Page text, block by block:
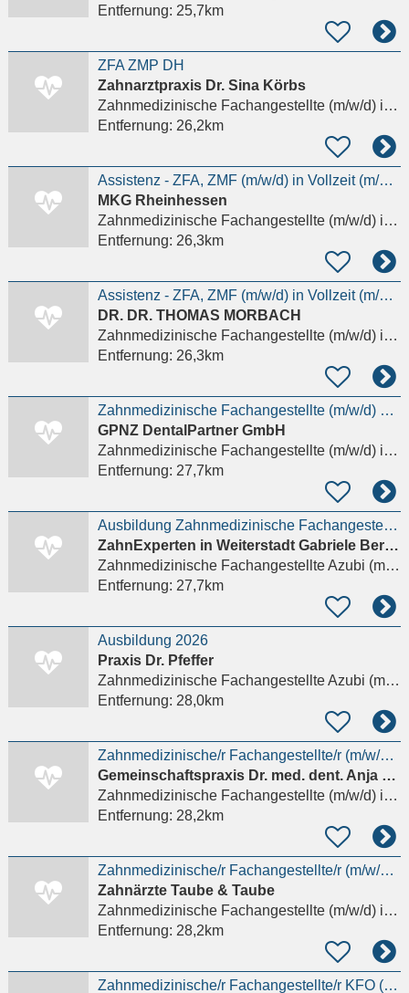
Entfernung: 25,7km
ZFA ZMP DH
Zahnarztpraxis Dr. Sina Körbs
Zahnmedizinische Fachangestellte (m/w/d)in Weiterstadt
Entfernung: 26,2km
Assistenz - ZFA, ZMF (m/w/d) in Vollzeit (m/w/d) gesucht!
MKG Rheinhessen
Zahnmedizinische Fachangestellte (m/w/d)in Alzey
Entfernung: 26,3km
Assistenz - ZFA, ZMF (m/w/d) in Vollzeit (m/w/d) gesucht!
DR. DR. THOMAS MORBACH
Zahnmedizinische Fachangestellte (m/w/d)in Alzey
Entfernung: 26,3km
Zahnmedizinische Fachangestellte (m/w/d) 1.500 € Willkommensbonus
GPNZ DentalPartner GmbH
Zahnmedizinische Fachangestellte (m/w/d)in Weiterstadt
Entfernung: 27,7km
Ausbildung Zahnmedizinische Fachangestellte (m/w/d)
ZahnExperten in Weiterstadt Gabriele Bernhard & Kollegen
Zahnmedizinische Fachangestellte Azubi (m/w/d)
Entfernung: 27,7km
Ausbildung 2026
Praxis Dr. Pfeffer
Zahnmedizinische Fachangestellte Azubi (m/w/d)
Entfernung: 28,0km
Zahnmedizinische/r Fachangestellte/r (m/w/d) in Vollzeit/Teilzeit gesucht!
Gemeinschaftspraxis Dr. med. dent. Anja Balzer und Dr. med. dent. Sylvia Rahm
Zahnmedizinische Fachangestellte (m/w/d)in Hünstetten
Entfernung: 28,2km
Zahnmedizinische/r Fachangestellte/r (m/w/d) gesucht!
Zahnärzte Taube & Taube
Zahnmedizinische Fachangestellte (m/w/d)in Hünstetten
Entfernung: 28,2km
Zahnmedizinische/r Fachangestellte/r KFO (m/w/d) gesucht!